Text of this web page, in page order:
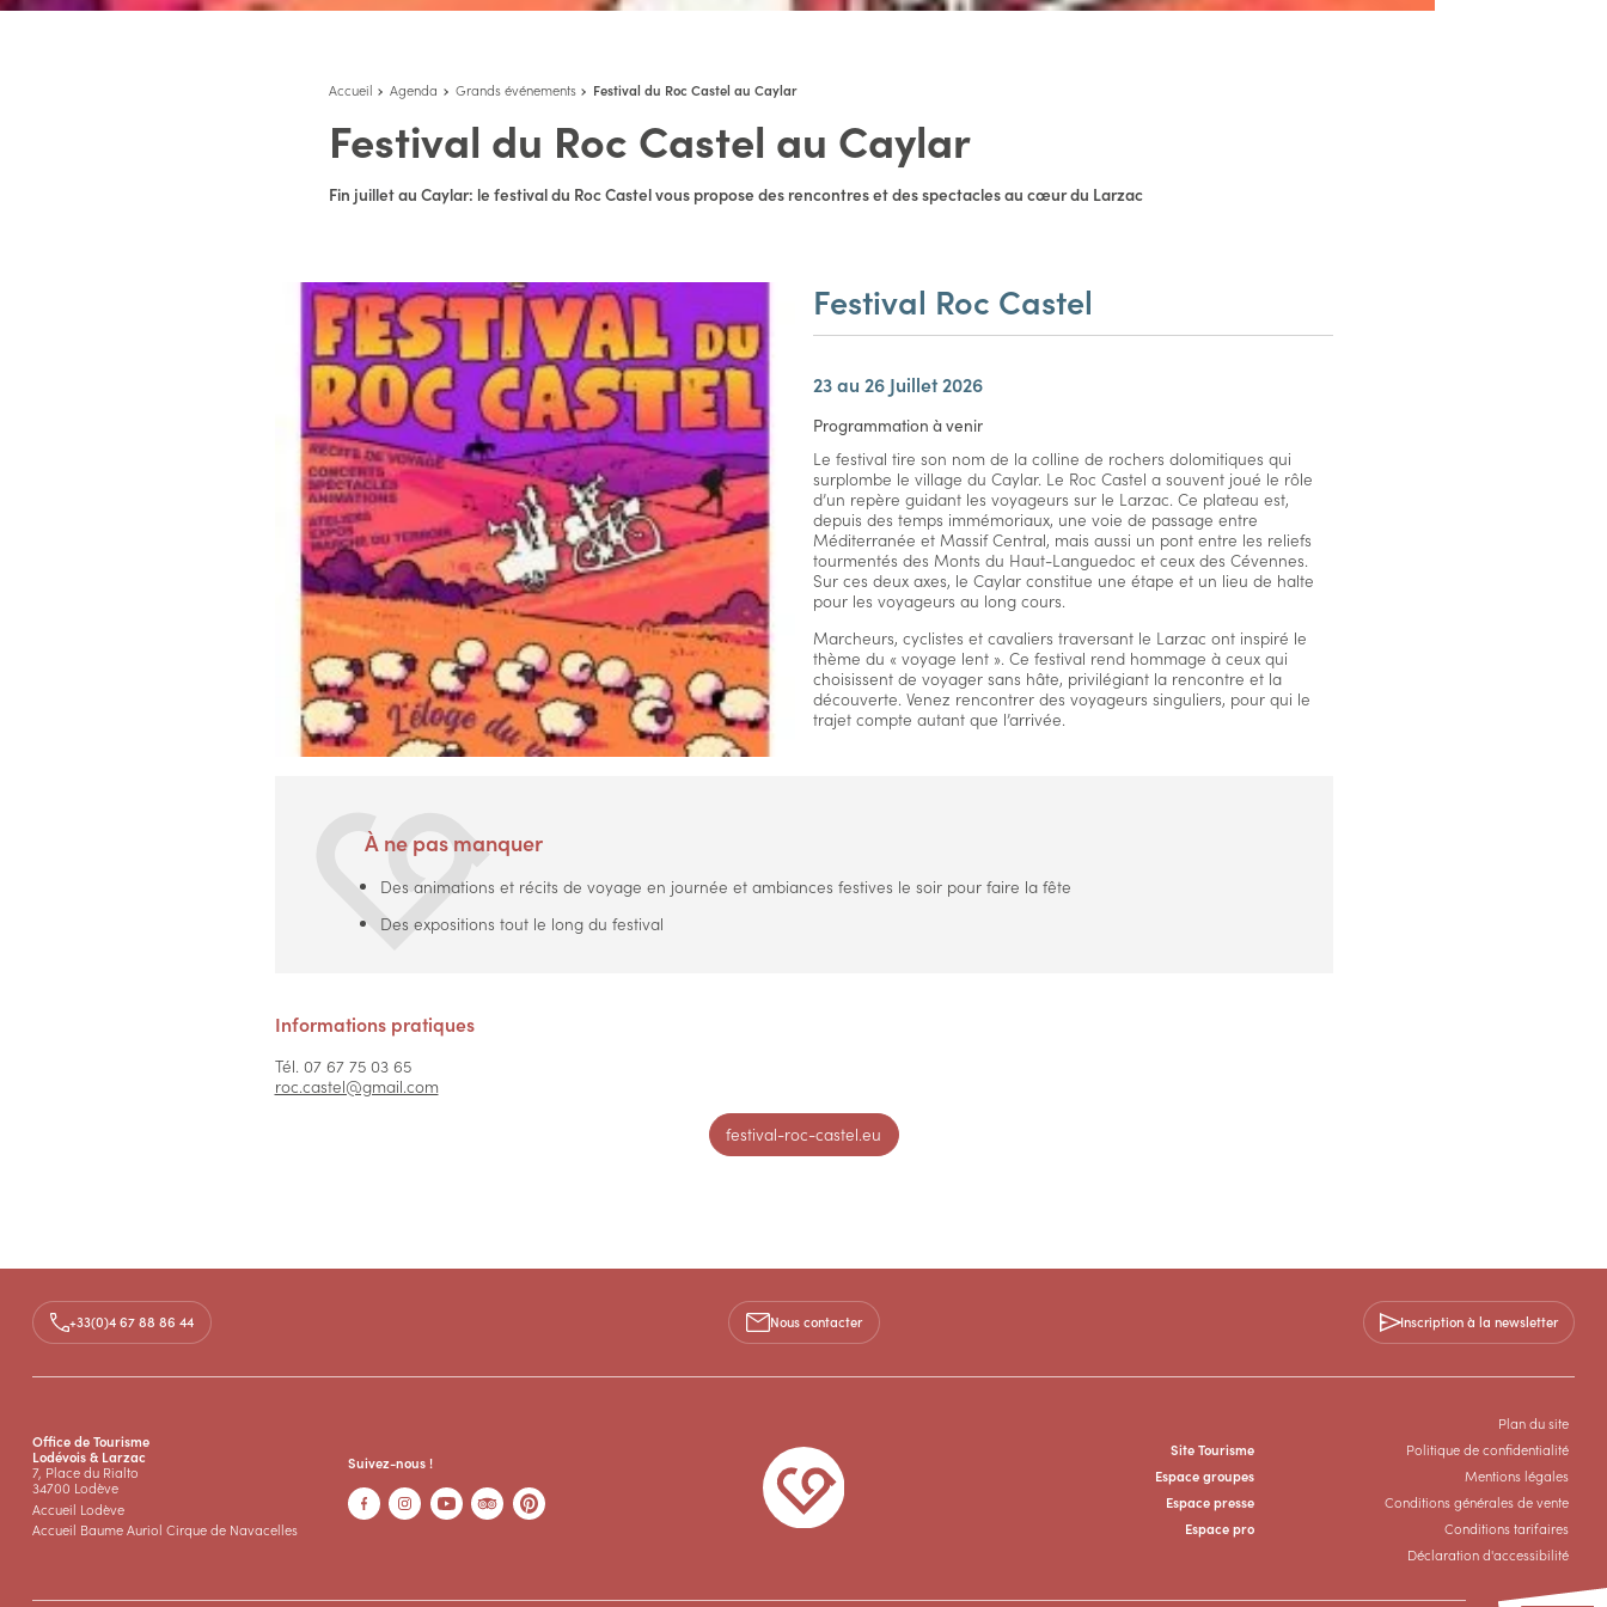
Accueil Agenda Grands événements Festival du Roc Castel au Caylar
Festival du Roc Castel au Caylar
Fin juillet au Caylar: le festival du Roc Castel vous propose des rencontres et des spectacles au cœur du Larzac
Festival Roc Castel
23 au 26 Juillet 2026
Programmation à venir
Le festival tire son nom de la colline de rochers dolomitiques qui
surplombe le village du Caylar. Le Roc Castel a souvent joué le rôle
d’un repère guidant les voyageurs sur le Larzac. Ce plateau est,
depuis des temps immémoriaux, une voie de passage entre
Méditerranée et Massif Central, mais aussi un pont entre les reliefs
tourmentés des Monts du Haut-Languedoc et ceux des Cévennes.
Sur ces deux axes, le Caylar constitue une étape et un lieu de halte
pour les voyageurs au long cours.
Marcheurs, cyclistes et cavaliers traversant le Larzac ont inspiré le
thème du « voyage lent ». Ce festival rend hommage à ceux qui
choisissent de voyager sans hâte, privilégiant la rencontre et la
découverte. Venez rencontrer des voyageurs singuliers, pour qui le
trajet compte autant que l’arrivée.
À ne pas manquer
Des animations et récits de voyage en journée et ambiances festives le soir pour faire la fête
Des expositions tout le long du festival
Informations pratiques
Tél. 07 67 75 03 65
roc.castel@gmail.com
festival-roc-castel.eu
+33(0)4 67 88 86 44 Nous contacter Inscription à la newsletter
Office de Tourisme
Lodévois & Larzac
7, Place du Rialto
34700 Lodève
Accueil Lodève
Accueil Baume Auriol Cirque de Navacelles
Suivez-nous !
Site Tourisme
Espace groupes
Espace presse
Espace pro
Plan du site
Politique de confidentialité
Mentions légales
Conditions générales de vente
Conditions tarifaires
Déclaration d'accessibilité